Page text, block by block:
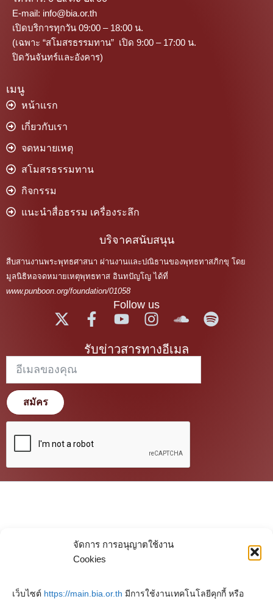
จัดการ การอนุญาตใช้งาน
Cookies
เว็บไซต์ https://main.bia.or.th มีการใช้งานเทคโนโลยีคุกกี้ หรือ
E-mail: info@bia.or.th
เปิดบริการทุกวัน 09:00 – 18:00 น.
(เฉพาะ “สโมสรธรรมทาน” เปิด 9:00 – 17:00 น.
ปิดวันจันทร์และอังคาร)
เมนู
หน้าแรก
เกี่ยวกับเรา
จดหมายเหตุ
สโมสรธรรมทาน
กิจกรรม
แนะนำสื่อธรรม เครื่องระลึก
บริจาคสนับสนุน
สืบสานงานพระพุทธศาสนา ผ่านงานและปณิธานของพุทธทาสภิกขุ โดย
มูลนิธิหอจดหมายเหตุพุทธทาส อินทปัญโญ ได้ที่
www.punboon.org/foundation/01058
Follow us
รับข่าวสารทางอีเมล
สมัคร